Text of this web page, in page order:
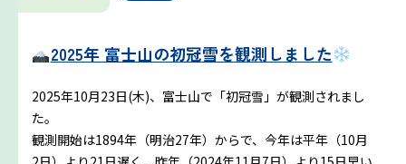
プライバシーポリシー
お問い合わせ
2025年 富士山の初冠雪を観測しました
2025年10月23日(木)、富士山で「初冠雪」が観測されまし
た。
観測開始は1894年（明治27年）からで、今年は平年（10月